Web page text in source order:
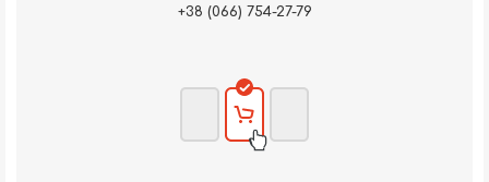
+38 (066) 754-27-79